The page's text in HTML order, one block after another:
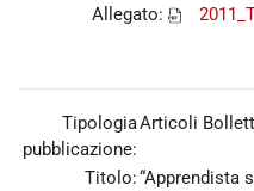
Allegato:
Tipologia
pubblicazione:
Articoli
Titolo:“Apprendista